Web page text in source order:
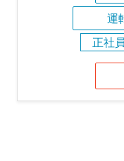
運
正社員